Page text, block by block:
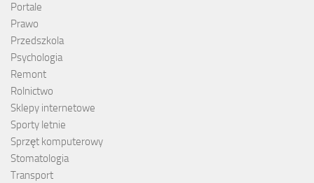
Portale
Prawo
Przedszkola
Psychologia
Remont
Rolnictwo
Sklepy internetowe
Sporty letnie
Sprzęt komputerowy
Stomatologia
Transport